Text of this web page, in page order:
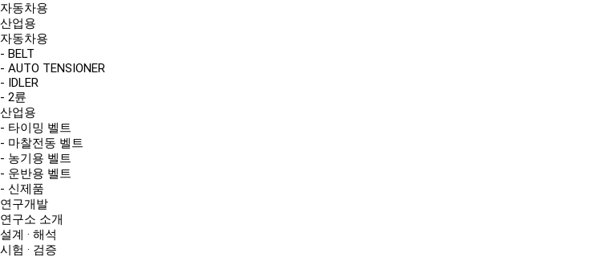
자동차용
산업용
자동차용
- BELT
- AUTO TENSIONER
- IDLER
- 2륜
산업용
- 타이밍 벨트
- 마찰전동 벨트
- 농기용 벨트
- 운반용 벨트
- 신제품
연구개발
연구소 소개
설계 · 해석
시험 · 검증